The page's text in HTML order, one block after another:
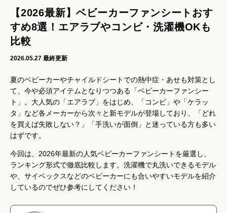
【2026最新】ベビーカーファンシートおす
すめ8選！エアラブやコンビ・洗濯機OKも
比較
2026.05.27 最終更新
夏のベビーカーやチャイルドシートでの熱中症・あせも対策とし
て、今や必須アイテムとなりつつある「ベビーカーファンシー
ト」。大人気の「エアラブ」をはじめ、「コンビ」や「ケラッ
タ」など各メーカーから次々と新モデルが登場しており、「どれ
を買えば失敗しない？」「手洗いが面倒」と迷っている方も多い
はずです。
今回は、2026年最新の人気ベビーカーファンシートを厳選し、
ランキング形式で徹底比較します。洗濯機で丸洗いできるモデル
や、サイベックスなどのベビーカーにも合いやすいモデルを紹介
しているのでぜひ参考にしてください！